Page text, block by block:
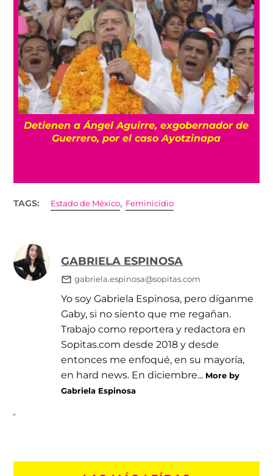
Detienen a Ángel Aguirre, exgobernador de
Guerrero, por el caso Ayotzinapa
TAGS: Estado de México, Feminicidio
GABRIELA ESPINOSA
gabriela.espinosa@sopitas.com
Yo soy Gabriela Espinosa, pero díganme
Gaby, si no siento que me regañan.
Trabajo como reportera y redactora en
Sopitas.com desde 2018 y desde
entonces me enfoqué, en su mayoría,
en hard news. En diciembre... More by
Gabriela Espinosa